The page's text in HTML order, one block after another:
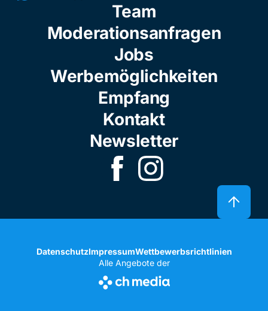
Team
Moderationsanfragen
Jobs
Werbemöglichkeiten
Empfang
Kontakt
Newsletter
DatenschutzImpressumWettbewerbsrichtlinien
Alle Angebote der